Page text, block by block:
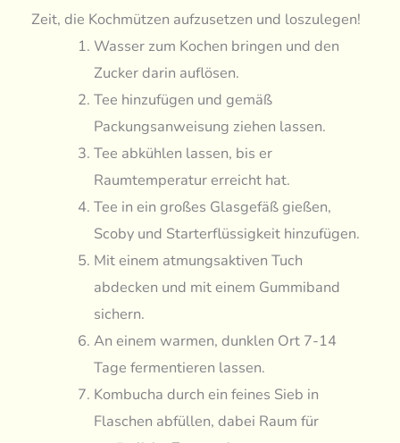
Zeit, die Kochmützen aufzusetzen und loszulegen!
Wasser zum Kochen bringen und den
Zucker darin auflösen.
Tee hinzufügen und gemäß
Packungsanweisung ziehen lassen.
Tee abkühlen lassen, bis er
Raumtemperatur erreicht hat.
Tee in ein großes Glasgefäß gießen,
Scoby und Starterflüssigkeit hinzufügen.
Mit einem atmungsaktiven Tuch
abdecken und mit einem Gummiband
sichern.
An einem warmen, dunklen Ort 7-14
Tage fermentieren lassen.
Kombucha durch ein feines Sieb in
Flaschen abfüllen, dabei Raum für